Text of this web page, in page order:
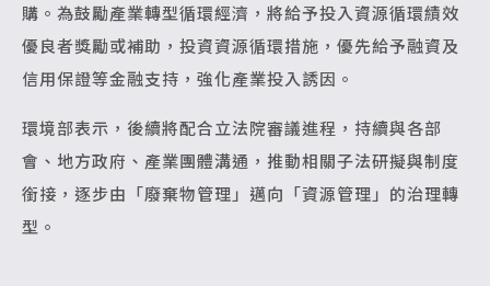
購。為鼓勵產業轉型循環經濟，將給予投入資源循環績效
優良者獎勵或補助，投資資源循環措施，優先給予融資及
信用保證等金融支持，強化產業投入誘因。
環境部表示，後續將配合立法院審議進程，持續與各部
會、地方政府、產業團體溝通，推動相關子法研擬與制度
銜接，逐步由「廢棄物管理」邁向「資源管理」的治理轉
型。